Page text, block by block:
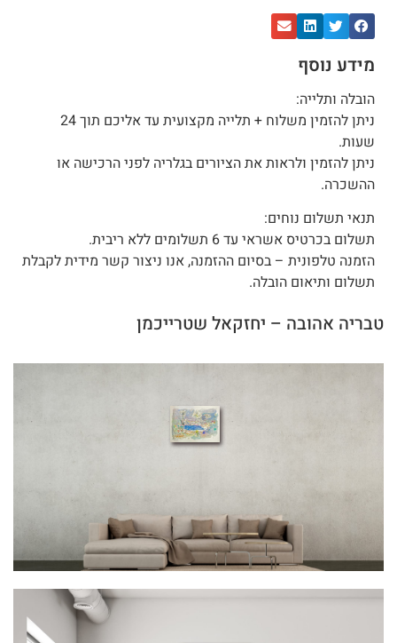
מידע נוסף
הובלה ותלייה:
ניתן להזמין משלוח + תלייה מקצועית עד אליכם תוך 24
שעות.
ניתן להזמין ולראות את הציורים בגלריה לפני הרכישה או
ההשכרה.
תנאי תשלום נוחים:
תשלום בכרטיס אשראי עד 6 תשלומים ללא ריבית.
הזמנה טלפונית – בסיום ההזמנה, אנו ניצור קשר מידית לקבלת
תשלום ותיאום הובלה.
טבריה אהובה – יחזקאל שטרייכמן